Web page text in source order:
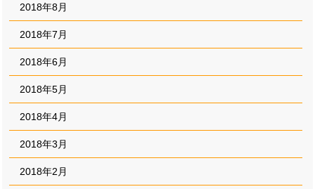
2018年8月
2018年7月
2018年6月
2018年5月
2018年4月
2018年3月
2018年2月